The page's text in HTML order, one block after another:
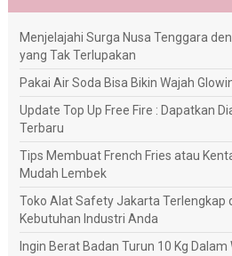
Menjelajahi Surga Nusa Tenggara
yang Tak Terlupakan
Pakai Air Soda Bisa Bikin Wajah
Update Top Up Free Fire : Dapatkan
Terbaru
Tips Membuat French Fries atau
Mudah Lembek
Toko Alat Safety Jakarta Terlengkap
Kebutuhan Industri Anda
Ingin Berat Badan Turun 10 Kg